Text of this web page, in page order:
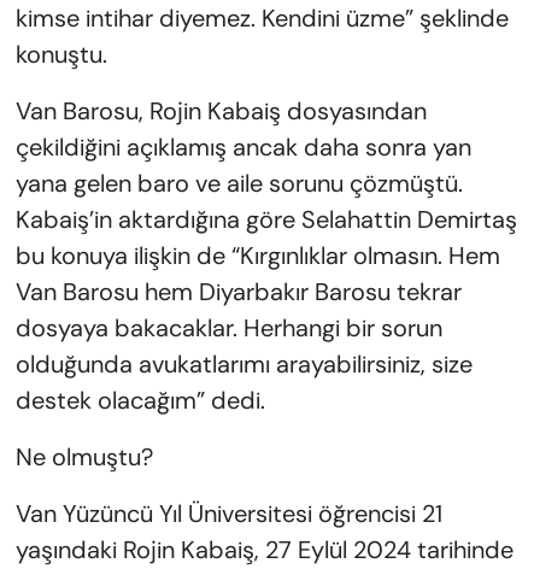
kimse intihar diyemez. Kendini üzme” şeklinde
konuştu.
Van Barosu, Rojin Kabaiş dosyasından
çekildiğini açıklamış ancak daha sonra yan
yana gelen baro ve aile sorunu çözmüştü.
Kabaiş’in aktardığına göre Selahattin Demirtaş
bu konuya ilişkin de “Kırgınlıklar olmasın. Hem
Van Barosu hem Diyarbakır Barosu tekrar
dosyaya bakacaklar. Herhangi bir sorun
olduğunda avukatlarımı arayabilirsiniz, size
destek olacağım” dedi.
Ne olmuştu?
Van Yüzüncü Yıl Üniversitesi öğrencisi 21
yaşındaki Rojin Kabaiş, 27 Eylül 2024 tarihinde